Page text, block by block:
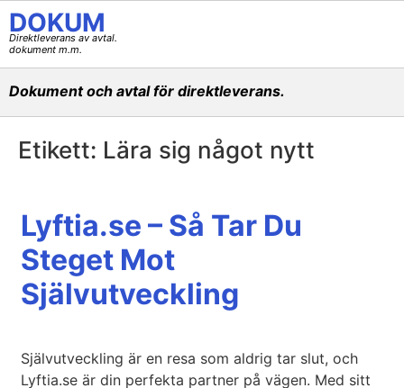
DOKUM
Direktleverans av avtal.
dokument m.m.
Dokument och avtal för direktleverans.
Etikett: Lära sig något nytt
Lyftia.se – Så Tar Du
Steget Mot
Självutveckling
Självutveckling är en resa som aldrig tar slut, och
Lyftia.se är din perfekta partner på vägen. Med sitt